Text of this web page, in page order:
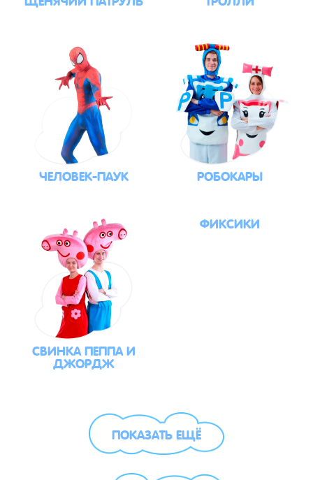
ЧЕЛОВЕК-ПАУК РОБОКАРЫ
СВИНКА ПЕППА И
ДЖОРДЖ
ФИКСИКИ
ПОКАЗАТЬ ЕЩЁ